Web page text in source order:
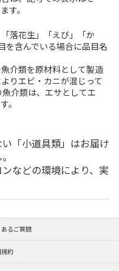
す。
落花生」「えび」「か
を含んでいる場合に品目名
介類を原材料として製造
りエビ・カニが混じって
介類は、エサとしてエ
。
「小道具類」はお届け
などの環境により、実
あるご質問
約